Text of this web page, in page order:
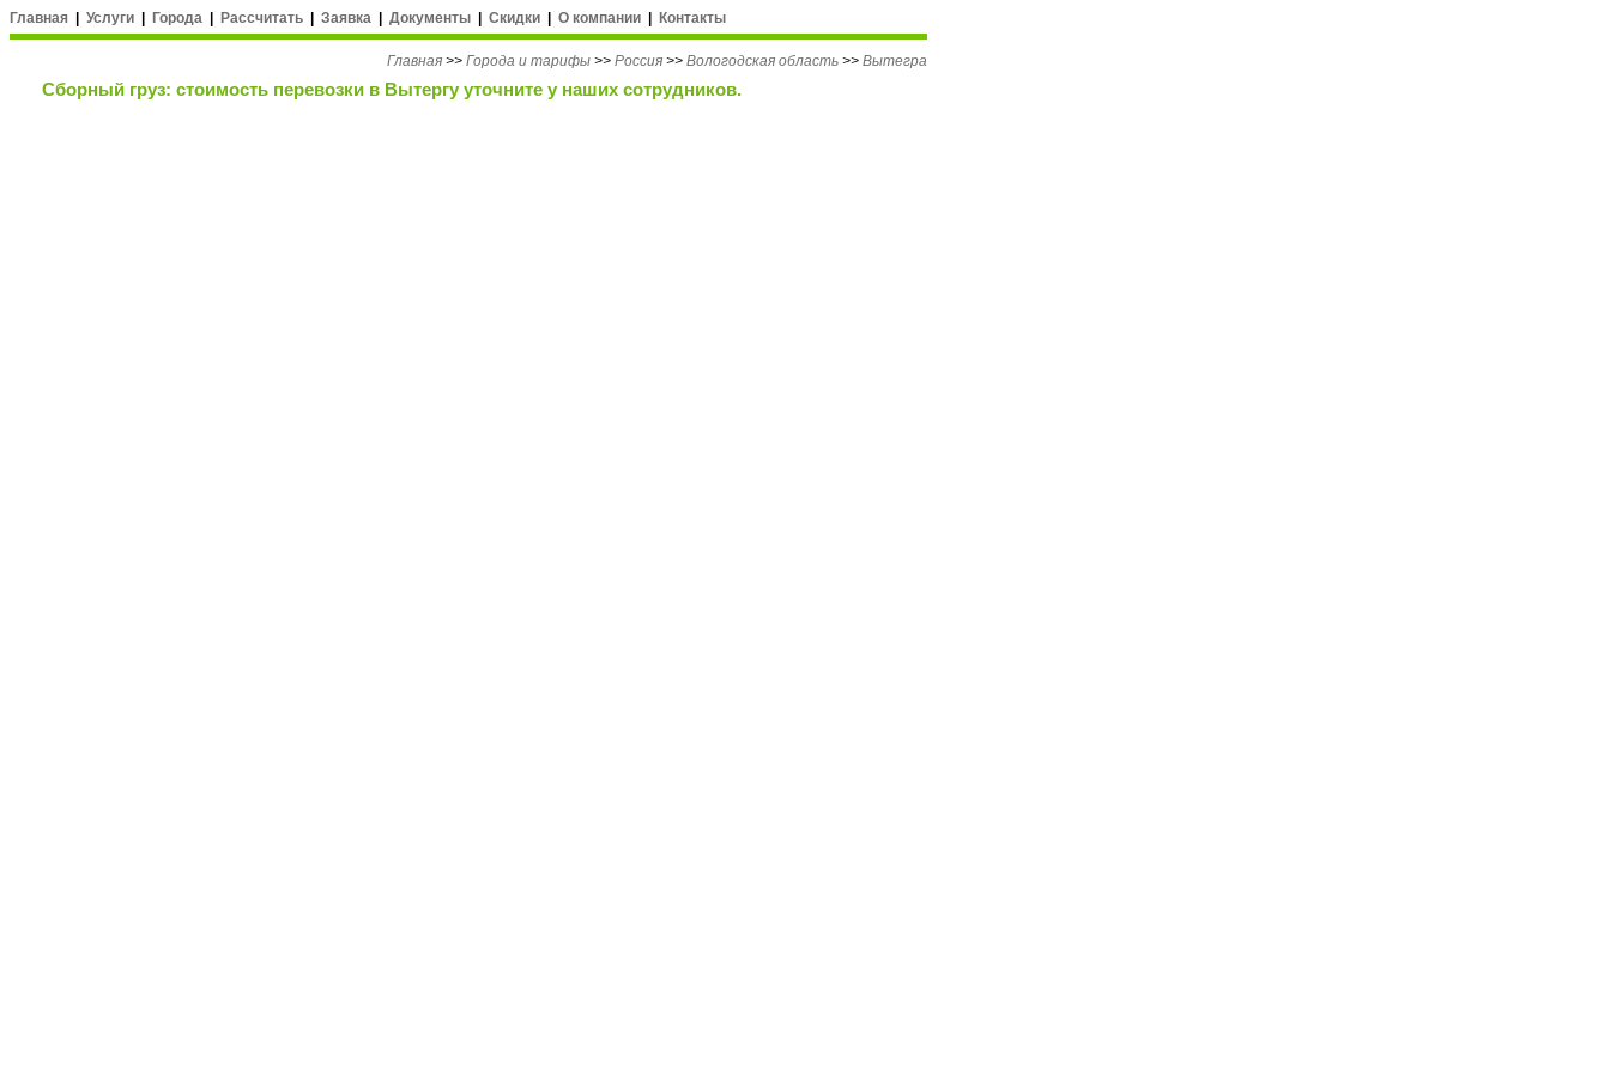
Главная Услуги Города Рассчитать Заявка Документы Скидки О компании Контакты
Главная >> Города и тарифы >> Россия >> Вологодская область >> Вытегра
Сборный груз: стоимость перевозки в Вытергу уточните у наших сотрудников.